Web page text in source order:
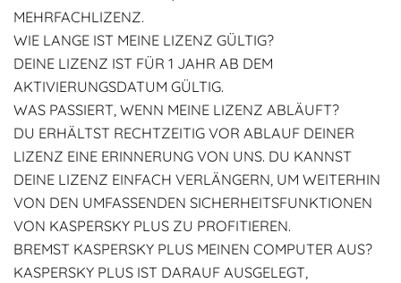
MEHRFACHLIZENZ.
WIE LANGE IST MEINE LIZENZ GÜLTIG?
DEINE LIZENZ IST FÜR 1 JAHR AB DEM
AKTIVIERUNGSDATUM GÜLTIG.
WAS PASSIERT, WENN MEINE LIZENZ ABLÄUFT?
DU ERHÄLTST RECHTZEITIG VOR ABLAUF DEINER
LIZENZ EINE ERINNERUNG VON UNS. DU KANNST
DEINE LIZENZ EINFACH VERLÄNGERN, UM WEITERHIN
VON DEN UMFASSENDEN SICHERHEITSFUNKTIONEN
VON KASPERSKY PLUS ZU PROFITIEREN.
BREMST KASPERSKY PLUS MEINEN COMPUTER AUS?
KASPERSKY PLUS IST DARAUF AUSGELEGT,